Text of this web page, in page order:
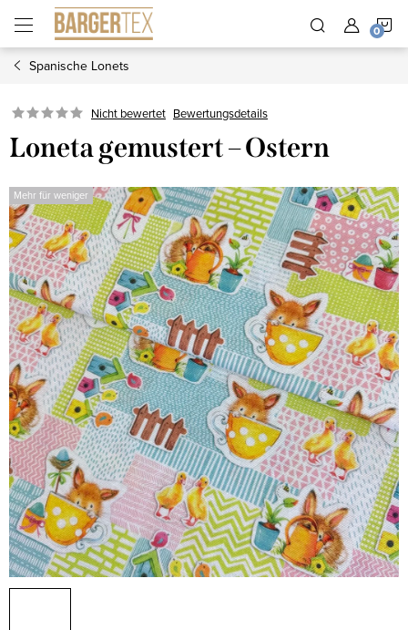
Inhalt
springen
Spanische Lonets
Nicht bewertet Bewertungsdetails
Loneta gemustert – Ostern
Mehr für weniger